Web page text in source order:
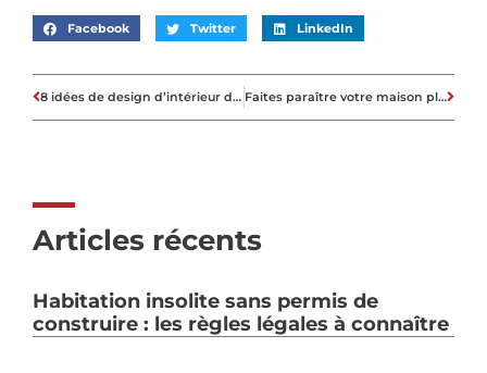
Facebook Twitter LinkedIn
8 idées de design d’intérieur de salon luxueux pour l’inspiration – Aide à la décoration Faites paraître votre maison plus chère avec ces idées
Articles récents
Habitation insolite sans permis de
construire : les règles légales à connaître